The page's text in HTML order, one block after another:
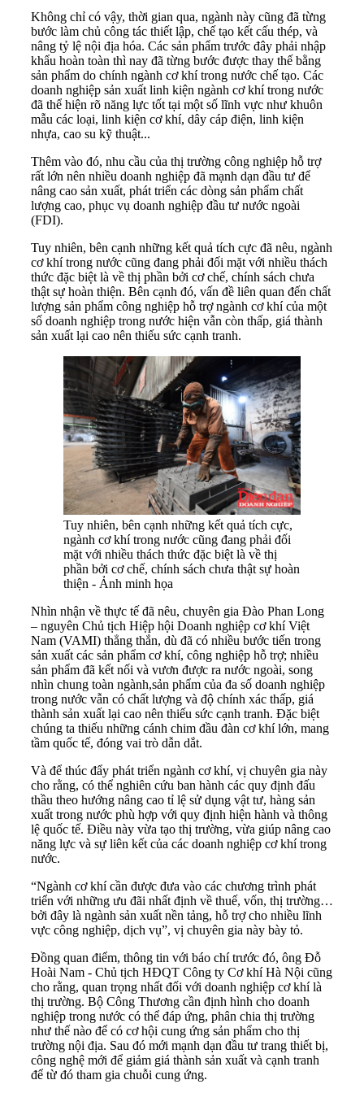
Không chỉ có vậy, thời gian qua, ngành này cũng đã từng
bước làm chủ công tác thiết lập, chế tạo kết cấu thép, và
nâng tỷ lệ nội địa hóa. Các sản phẩm trước đây phải nhập
khẩu hoàn toàn thì nay đã từng bước được thay thế bằng
sản phẩm do chính ngành cơ khí trong nước chế tạo. Các
doanh nghiệp sản xuất linh kiện ngành cơ khí trong nước
đã thể hiện rõ năng lực tốt tại một số lĩnh vực như khuôn
mẫu các loại, linh kiện cơ khí, dây cáp điện, linh kiện
nhựa, cao su kỹ thuật...
Thêm vào đó, nhu cầu của thị trường công nghiệp hỗ trợ
rất lớn nên nhiều doanh nghiệp đã mạnh dạn đầu tư để
nâng cao sản xuất, phát triển các dòng sản phẩm chất
lượng cao, phục vụ doanh nghiệp đầu tư nước ngoài
(FDI).
Tuy nhiên, bên cạnh những kết quả tích cực đã nêu, ngành
cơ khí trong nước cũng đang phải đối mặt với nhiều thách
thức đặc biệt là về thị phần bởi cơ chế, chính sách chưa
thật sự hoàn thiện. Bên cạnh đó, vấn đề liên quan đến chất
lượng sản phẩm công nghiệp hỗ trợ ngành cơ khí của một
số doanh nghiệp trong nước hiện vẫn còn thấp, giá thành
sản xuất lại cao nên thiếu sức cạnh tranh.
Tuy nhiên, bên cạnh những kết quả tích cực,
ngành cơ khí trong nước cũng đang phải đối
mặt với nhiều thách thức đặc biệt là về thị
phần bởi cơ chế, chính sách chưa thật sự hoàn
thiện - Ảnh minh họa
Nhìn nhận về thực tế đã nêu, chuyên gia Đào Phan Long
– nguyên Chủ tịch Hiệp hội Doanh nghiệp cơ khí Việt
Nam (VAMI) thẳng thắn, dù đã có nhiều bước tiến trong
sản xuất các sản phẩm cơ khí, công nghiệp hỗ trợ; nhiều
sản phẩm đã kết nối và vươn được ra nước ngoài, song
nhìn chung toàn ngành,sản phẩm của đa số doanh nghiệp
trong nước vẫn có chất lượng và độ chính xác thấp, giá
thành sản xuất lại cao nên thiếu sức cạnh tranh. Đặc biệt
chúng ta thiếu những cánh chim đầu đàn cơ khí lớn, mang
tầm quốc tế, đóng vai trò dẫn dắt.
Và để thúc đẩy phát triển ngành cơ khí, vị chuyên gia này
cho rằng, có thể nghiên cứu ban hành các quy định đấu
thầu theo hướng nâng cao tỉ lệ sử dụng vật tư, hàng sản
xuất trong nước phù hợp với quy định hiện hành và thông
lệ quốc tế. Điều này vừa tạo thị trường, vừa giúp nâng cao
năng lực và sự liên kết của các doanh nghiệp cơ khí trong
nước.
“Ngành cơ khí cần được đưa vào các chương trình phát
triển với những ưu đãi nhất định về thuế, vốn, thị trường…
bởi đây là ngành sản xuất nền tảng, hỗ trợ cho nhiều lĩnh
vực công nghiệp, dịch vụ”, vị chuyên gia này bày tỏ.
Đồng quan điểm, thông tin với báo chí trước đó, ông Đỗ
Hoài Nam - Chủ tịch HĐQT Công ty Cơ khí Hà Nội cũng
cho rằng, quan trọng nhất đối với doanh nghiệp cơ khí là
thị trường. Bộ Công Thương cần định hình cho doanh
nghiệp trong nước có thể đáp ứng, phân chia thị trường
như thế nào để có cơ hội cung ứng sản phẩm cho thị
trường nội địa. Sau đó mới mạnh dạn đầu tư trang thiết bị,
công nghệ mới để giảm giá thành sản xuất và cạnh tranh
để từ đó tham gia chuỗi cung ứng.